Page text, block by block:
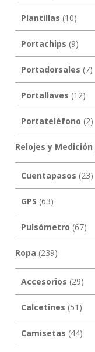
Plantillas (10)
Portachips (9)
Portadorsales (7)
Portallaves (12)
Portateléfono (2)
Relojes y Medición
Cuentapasos (23)
GPS (63)
Pulsómetro (67)
Ropa (239)
Accesorios (29)
Calcetines (51)
Camisetas (44)